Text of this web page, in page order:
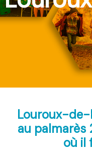
Louroux-de-
au palmarès
où il